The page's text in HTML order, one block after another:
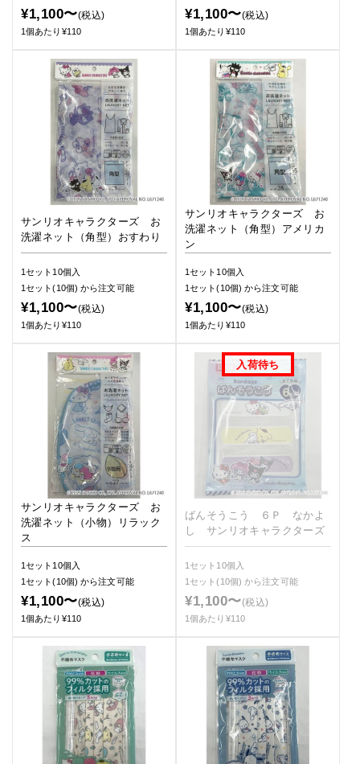
¥1,100〜(税込)
1個あたり¥110
¥1,100〜(税込)
1個あたり¥110
サンリオキャラクターズ お
洗濯ネット（角型）おすわり
1セット10個入
1セット(10個)から注文可能
¥1,100〜(税込)
1個あたり¥110
サンリオキャラクターズ お
洗濯ネット（角型）アメリカ
ン
1セット10個入
1セット(10個)から注文可能
¥1,100〜(税込)
1個あたり¥110
サンリオキャラクターズ お
洗濯ネット（小物）リラック
ス
1セット10個入
1セット(10個)から注文可能
¥1,100〜(税込)
1個あたり¥110
ばんそうこう ６Ｐ なかよ
し サンリオキャラクターズ
1セット10個入
1セット(10個)から注文可能
¥1,100〜(税込)
1個あたり¥110